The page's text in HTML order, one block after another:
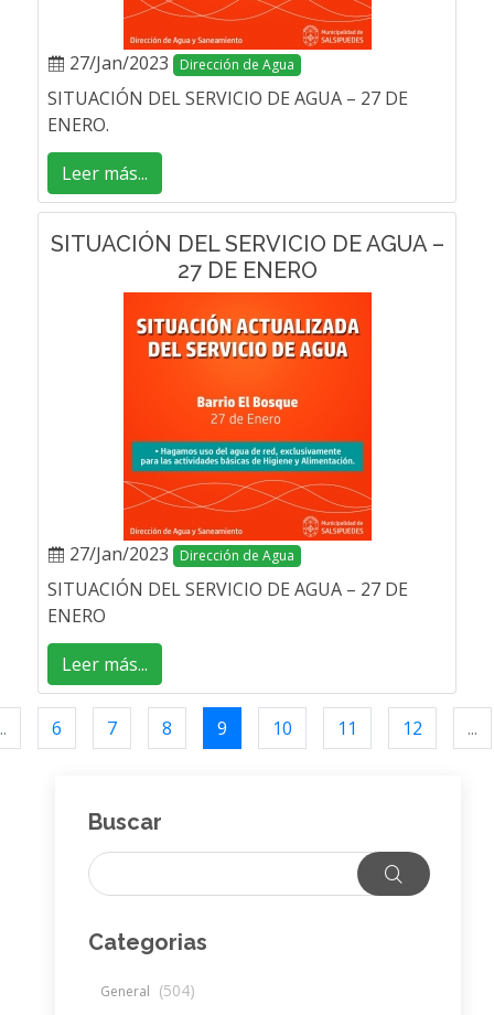
27/Jan/2023 Dirección de Agua
SITUACIÓN DEL SERVICIO DE AGUA – 27 DE
ENERO.
Leer más...
SITUACIÓN DEL SERVICIO DE AGUA –
27 DE ENERO
27/Jan/2023 Dirección de Agua
SITUACIÓN DEL SERVICIO DE AGUA – 27 DE
ENERO
Leer más...
6 7 8 9 10 11 12 ...
Buscar
Categorias
General (504)